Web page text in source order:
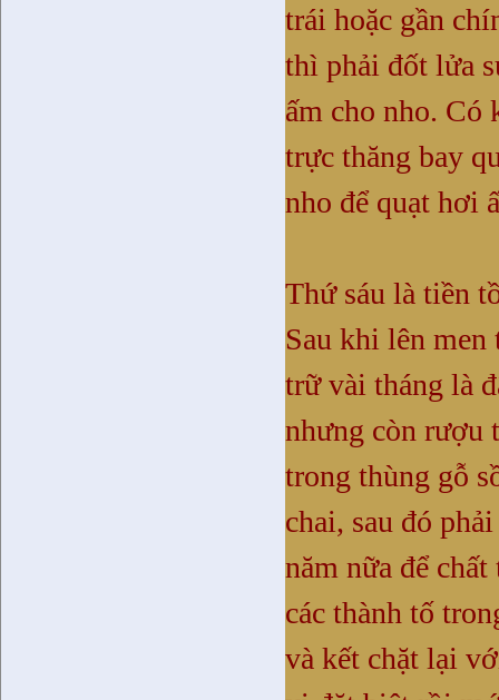
trái hoặc gần
thì phải đốt lửa
ấm cho nho. Có
trực thăng bay
nho để quạt hơi
Thứ sáu là tiền
Sau khi lên
trữ vài tháng là
nhưng còn rượu
trong thùng gỗ
chai, sau đó
năm nữa để
các thành tố
và kết chặt lại